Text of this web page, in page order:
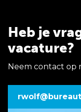
Heb je
vacature?
Neem contact op